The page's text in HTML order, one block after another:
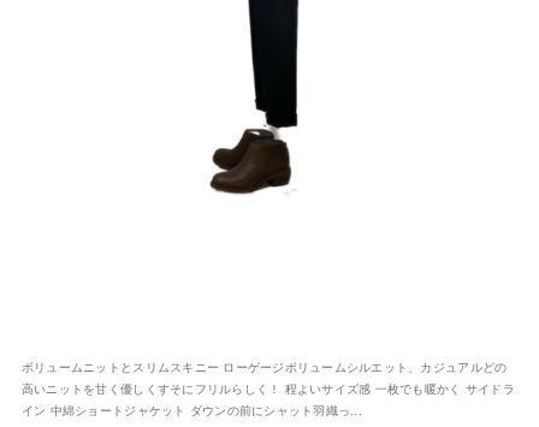
ボリュームニットとスリムスキニー ローゲージボリュームシルエット、カジュアルどの
高いニットを甘く優しくすそにフリルらしく！ 程よいサイズ感 一枚でも暖かく サイドラ
イン 中綿ショートジャケット ダウンの前にシャット羽織っ...